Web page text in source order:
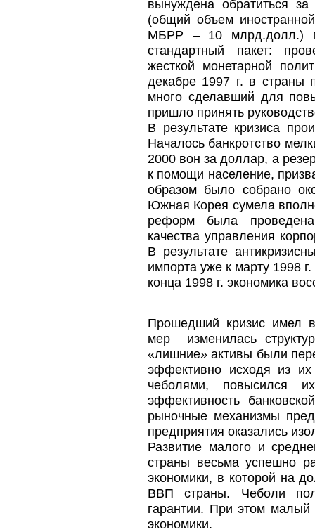
вынуждена обратиться
(общий объем
МБРР – 10 млрд.долл.)
стандартный пакет:
жесткой монетарной
декабре 1997 г. в
много сделавший для
пришло принять
В результате кризиса
Началось банкротство
2000 вон за доллар, а
к помощи население,
образом было собрано
Южная Корея сумела
реформ была проведена
качества управления
В результате
импорта уже к марту 1998
конца 1998 г. экономика
Прошедший кризис имел
мер изменилась
«лишние» активы были
эффективно исходя из
чеболями, повысился
эффективность
рыночные механизмы
предприятия оказались
Развитие малого и
страны весьма успешно
экономики, в которой на
ВВП страны. Чеболи
гарантии. При этом малый
экономики.